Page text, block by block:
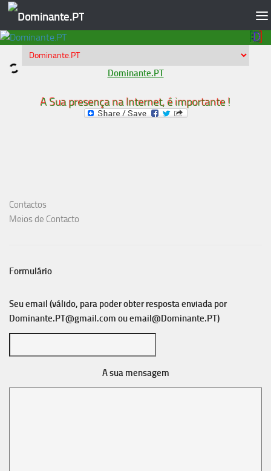
Skip to content
Dominante.PT
A Sua presença na Internet, é importante !
Contactos
Meios de Contacto
Formulário
Seu email (válido, para poder obter resposta enviada por
Dominante.PT@gmail.com ouemail@Dominante.PT)
A sua mensagem